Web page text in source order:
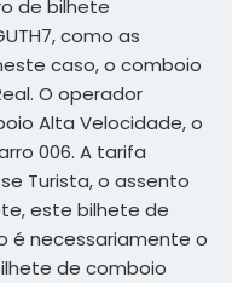
de bilhete
como as
caso, o comboio
O operador
Alta Velocidade, o
006. A tarifa
Turista, o assento
este bilhete de
é necessariamente o
de comboio